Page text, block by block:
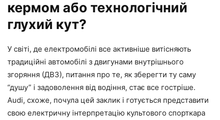
кермом або технологічний
глухий кут?
У світі, де електромобілі все активніше витісняють
традиційні автомобілі з двигунами внутрішнього
згоряння (ДВЗ), питання про те, як зберегти ту саму
“душу” і задоволення від водіння, стає все гостріше.
Audi, схоже, почула цей заклик і готується представити
свою електричну інтерпретацію культового спорткара